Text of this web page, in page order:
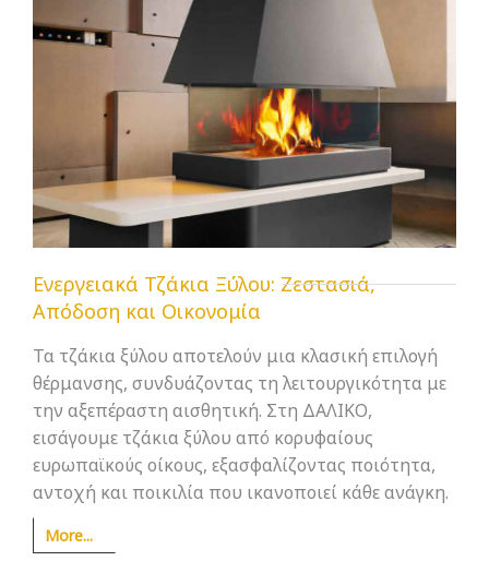
Ενεργειακά Τζάκια Ξύλου: Ζεστασιά,
Απόδοση και Οικονομία
Τα τζάκια ξύλου αποτελούν μια κλασική επιλογή
θέρμανσης, συνδυάζοντας τη λειτουργικότητα με
την αξεπέραστη αισθητική. Στη ΔΑΛΙΚΟ,
εισάγουμε τζάκια ξύλου από κορυφαίους
ευρωπαϊκούς οίκους, εξασφαλίζοντας ποιότητα,
αντοχή και ποικιλία που ικανοποιεί κάθε ανάγκη.
More...